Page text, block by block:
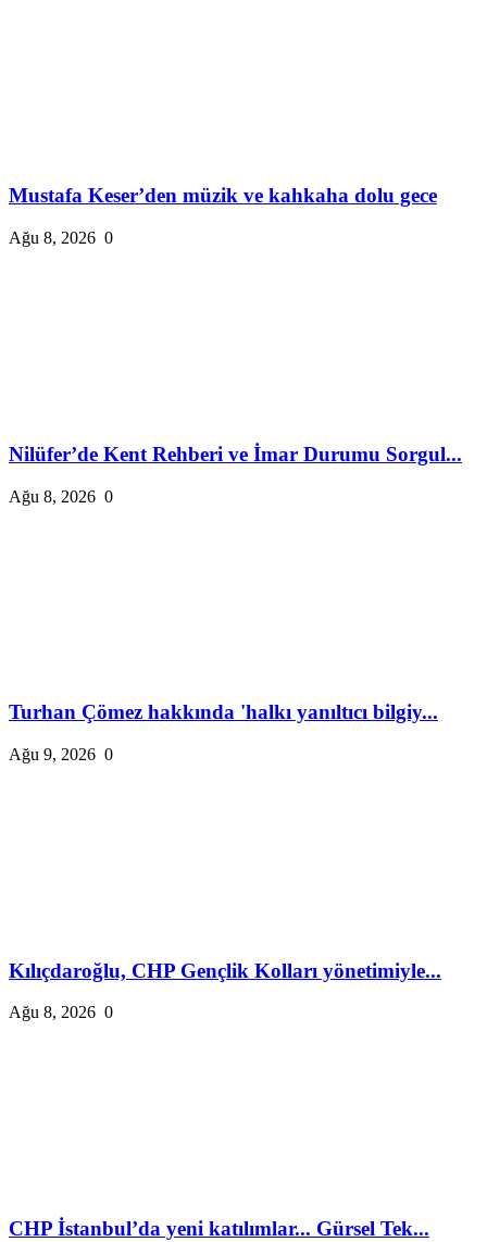
Mustafa Keser’den müzik ve kahkaha dolu gece
Ağu 8, 2026 0
Nilüfer’de Kent Rehberi ve İmar Durumu Sorgul...
Ağu 8, 2026 0
Turhan Çömez hakkında 'halkı yanıltıcı bilgiy...
Ağu 9, 2026 0
Kılıçdaroğlu, CHP Gençlik Kolları yönetimiyle...
Ağu 8, 2026 0
CHP İstanbul’da yeni katılımlar... Gürsel Tek...